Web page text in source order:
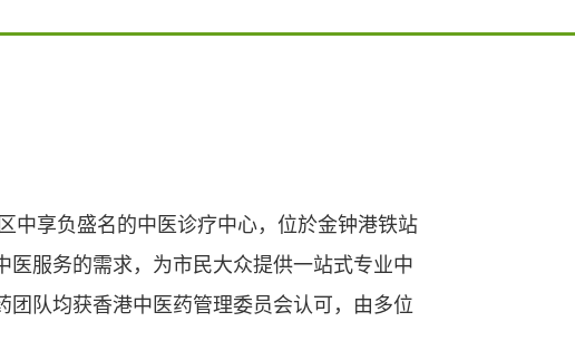
中享负盛名的中医诊疗中心，位於金钟港铁站
服务的需求，为市民大众提供一站式专业中
队均获香港中医药管理委员会认可，由多位